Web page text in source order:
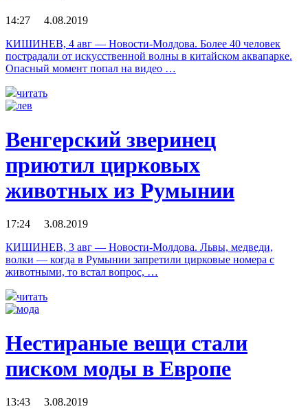
14:27 4.08.2019
КИШИНЕВ, 4 авг — Новости-Молдова. Более 40 человек
пострадали от искусственной волны в китайском аквапарке.
Опасный момент попал на видео …
читать
Венгерский зверинец
приютил цирковых
животных из Румынии
17:24 3.08.2019
КИШИНЕВ, 3 авг — Новости-Молдова. Львы, медведи,
волки — когда в Румынии запретили цирковые номера с
животными, то встал вопрос, …
читать
Нестираные вещи стали
писком моды в Европе
13:43 3.08.2019